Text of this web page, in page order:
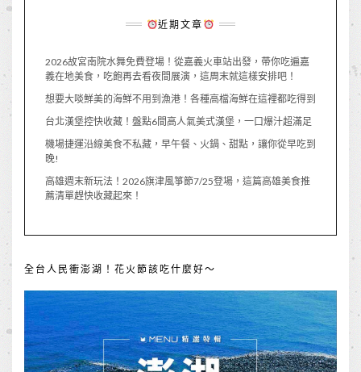
近期文章
2026故宮南院水舞免費登場！從嘉義火車站出發，帶你吃遍嘉
義在地美食，吃飽再去看夜間展演，這周末就這樣安排吧！
想要大啖鮮美的海鮮不用到漁港！各種高檔海鮮在這裡都吃得到
台北漢堡控快收藏！盤點6間高人氣美式漢堡，一口爆汁超滿足
機場捷運沿線美食不私藏，早午餐、火鍋、甜點，讓你從早吃到
晚!
高雄週末新玩法！2026旗津風箏節7/25登場，這篇高雄美食推
薦清單趕快收藏起來！
全台人民衝澎湖！花火節該吃什麼好～